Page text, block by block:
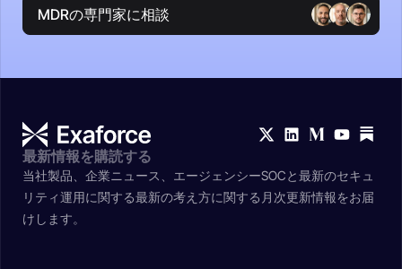
MDRの専門家に相談
最新情報を購読する
当社製品、企業ニュース、エージェンシーSOCと最新のセキュ
リティ運用に関する最新の考え方に関する月次更新情報をお届
けします。